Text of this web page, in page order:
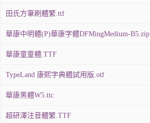
田氏方筆刷體繁.ttf
華康中明體(P)華康字體DFMingMedium-B5.zip
華康童童體.TTF
TypeLand 康熙字典體試用版.otf
華康黑體W5.ttc
超研澤注音體繁.TTF